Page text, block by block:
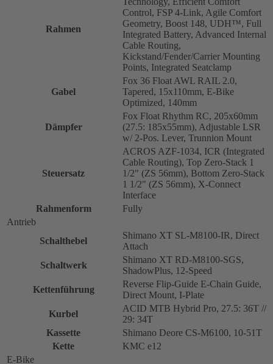
Rahmen
Control, FSP 4-Link, Agile Comfort
Geometry, Boost 148, UDH™, Full
Integrated Battery, Advanced Internal
Cable Routing,
Kickstand/Fender/Carrier Mounting
Points, Integrated Seatclamp
Gabel
Fox 36 Float AWL RAIL 2.0,
Tapered, 15x110mm, E-Bike
Optimized, 140mm
Dämpfer
Fox Float Rhythm RC, 205x60mm
(27.5: 185x55mm), Adjustable LSR
w/ 2-Pos. Lever, Trunnion Mount
Steuersatz
ACROS AZF-1034, ICR (Integrated
Cable Routing), Top Zero-Stack 1
1/2" (ZS 56mm), Bottom Zero-Stack
1 1/2" (ZS 56mm), X-Connect
Interface
Rahmenform
Fully
Antrieb
Schalthebel
Shimano XT SL-M8100-IR, Direct
Attach
Schaltwerk
Shimano XT RD-M8100-SGS,
ShadowPlus, 12-Speed
Kettenführung
Reverse Flip-Guide E-Chain Guide,
Direct Mount, I-Plate
Kurbel
ACID MTB Hybrid Pro, 27.5: 36T //
29: 34T
Kassette
Shimano Deore CS-M6100, 10-51T
Kette
KMC e12
E-Bike